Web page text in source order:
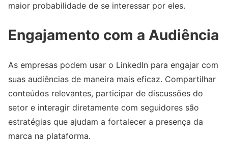
maior probabilidade de se interessar por eles.
Engajamento com a Audiência
As empresas podem usar o LinkedIn para engajar com
suas audiências de maneira mais eficaz. Compartilhar
conteúdos relevantes, participar de discussões do
setor e interagir diretamente com seguidores são
estratégias que ajudam a fortalecer a presença da
marca na plataforma.